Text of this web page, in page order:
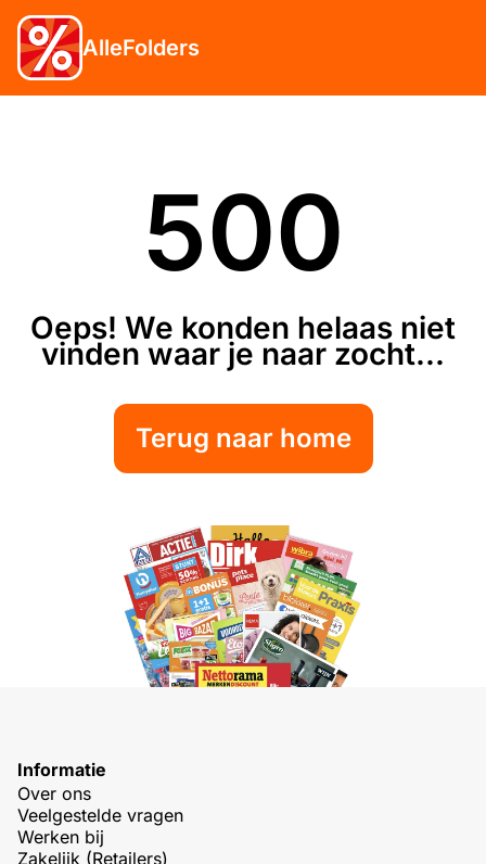
AlleFolders
500
Oeps! We konden helaas niet
vinden waar je naar zocht...
Terug naar home
Informatie
Over ons
Veelgestelde vragen
Werken bij
Zakelijk (Retailers)